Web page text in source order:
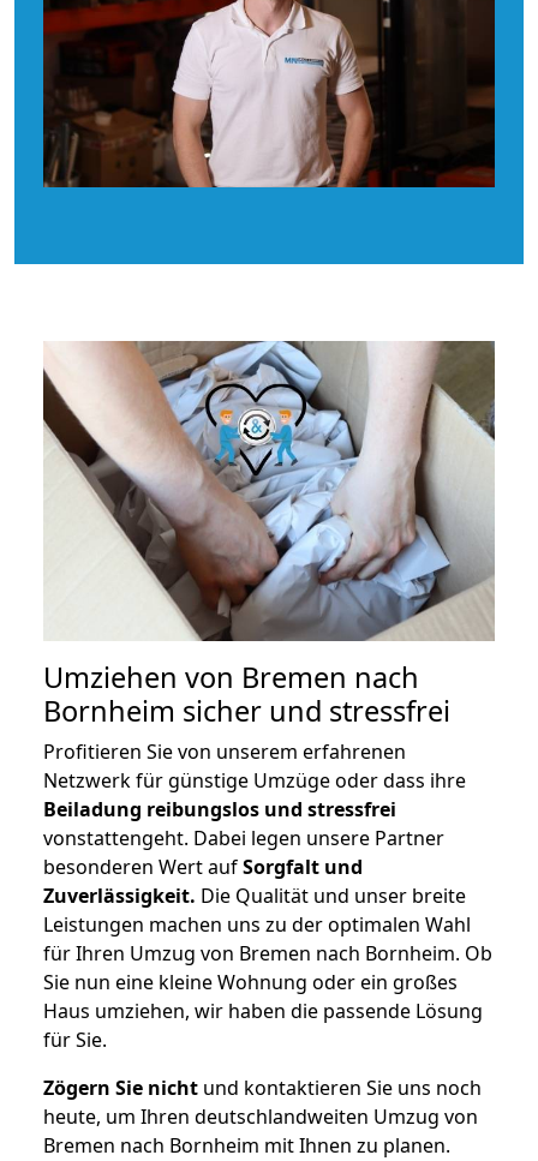
Umziehen von Bremen nach
Bornheim sicher und stressfrei
Profitieren Sie von unserem erfahrenen
Netzwerk für günstige Umzüge oder dass ihre
Beiladung reibungslos und stressfrei
vonstattengeht. Dabei legen unsere Partner
besonderen Wert aufSorgfalt und
Zuverlässigkeit. Die Qualität und unser breite
Leistungen machen uns zu der optimalen Wahl
für Ihren Umzug von Bremen nach Bornheim. Ob
Sie nun eine kleine Wohnung oder ein großes
Haus umziehen, wir haben die passende Lösung
für Sie.
Zögern Sie nicht und kontaktieren Sie uns noch
heute, um Ihren deutschlandweiten Umzug von
Bremen nach Bornheim mit Ihnen zu planen.